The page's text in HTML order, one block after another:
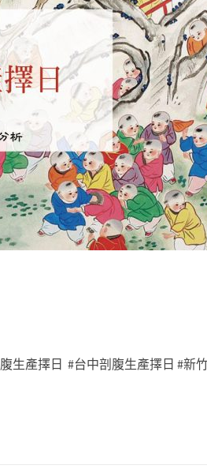
生產擇日 #台中剖腹生產擇日 #新